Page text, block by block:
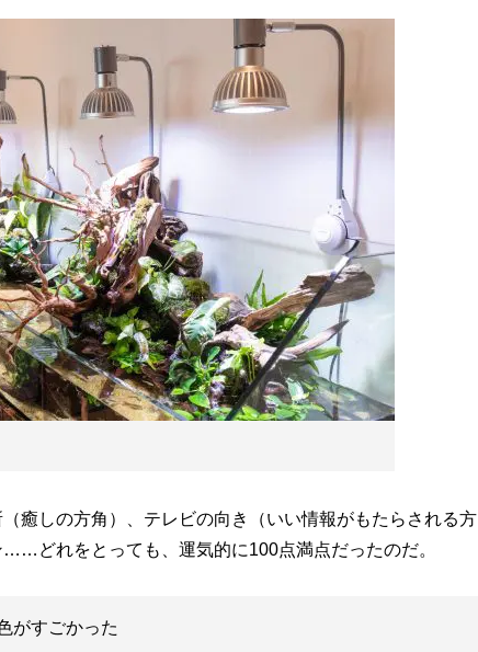
癒しの方角）、テレビの向き（いい情報がもたらされる方
どれをとっても、運気的に100点満点だったのだ。
がすごかった